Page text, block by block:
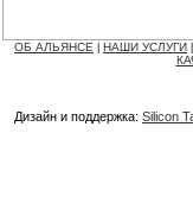
ОБ АЛЬЯНСЕ НАШИ УСЛУГИ
Дизайн и поддержка: Silicon